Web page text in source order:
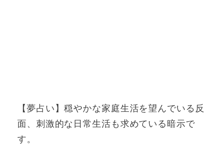
【夢占い】穏やかな家庭生活を望んでいる反
面、刺激的な日常生活も求めている暗示で
す。